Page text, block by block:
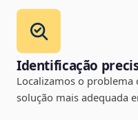
Identificação
Localizamos o problema
solução mais adequada